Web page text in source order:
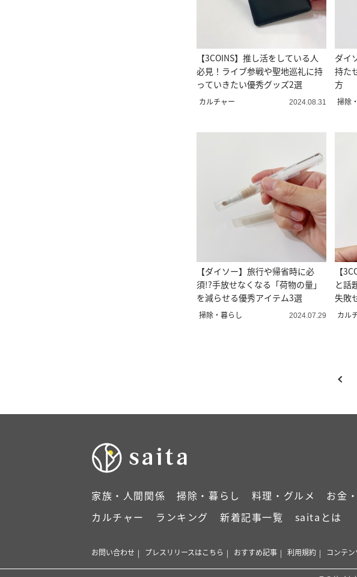
【3COINS】推し活をしている人
必見！ライブ参戦や聖地巡礼に持
っていきたい優秀グッズ2選
カルチャー 2024.08.31
ダイ
持た
方
掃除
【ダイソー】旅行や帰省時に必
須!?手放せなくなる「荷物の量」
を減らせる優秀アイテム3選
掃除・暮らし 2024.07.29
【
と話
失敗
ント
カル
家族・人間関係 掃除・暮らし 料理・グルメ お金
カルチャー
ランキング 新着記事一覧 saitaとは
お問い合わせ プレスリリースはこちら おすすめ記事 利用規約 コンテ